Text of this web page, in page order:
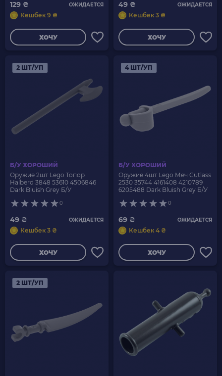
129 ₴ ОЖИДАЕТСЯ
Кешбек 9 ₴
ХОЧУ
49 ₴ ОЖИДАЕТСЯ
Кешбек 3 ₴
ХОЧУ
2 ШТ/УП
Б/У ХОРОШИЙ
Оружие 2шт Lego Топор
Halberd 3848 53610 4506846
Dark Bluish Grey Б/У
0
49 ₴ ОЖИДАЕТСЯ
Кешбек 3 ₴
ХОЧУ
4 ШТ/УП
Б/У ХОРОШИЙ
Оружие 4шт Lego Меч Cutlass
2530 35744 4161408 4210789
6205488 Dark Bluish Grey Б/У
0
69 ₴ ОЖИДАЕТСЯ
Кешбек 4 ₴
ХОЧУ
2 ШТ/УП